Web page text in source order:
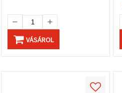
VÁSÁROL